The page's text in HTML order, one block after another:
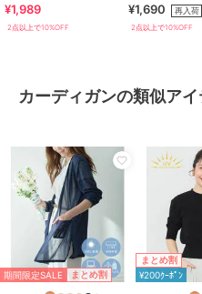
トップス ／
サイズ S,M,L
お手入れ 洗濯機
特徴
トップス
ポリエステ
その他袖
あり/大き
る/ストレ
ル/アウト
¥1,989
2点以上で10%OFF
房対策
¥1,690 再入荷
2点以上で10%OFF
カーディガンの類似アイ
期間限定SALE まとめ割
まとめ割
¥200ｸｰﾎﾟﾝ